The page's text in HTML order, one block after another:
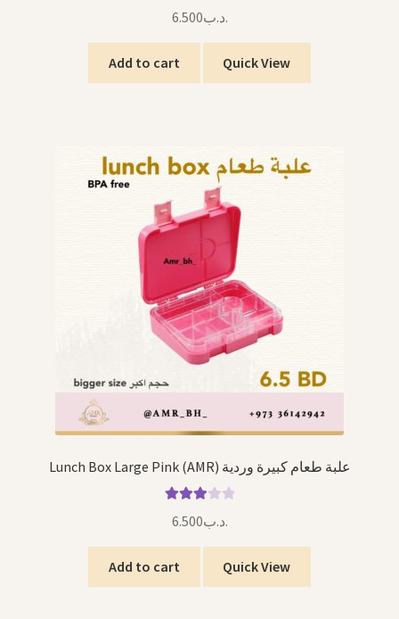
.د.ب6.500
Add to cart Quick View
Lunch Box Large Pink (AMR) علبة طعام كبيرة وردية
.د.ب6.500
Add to cart Quick View